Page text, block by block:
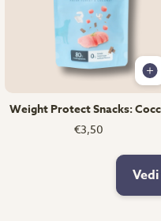
Weight Protect Snacks:
€3,50